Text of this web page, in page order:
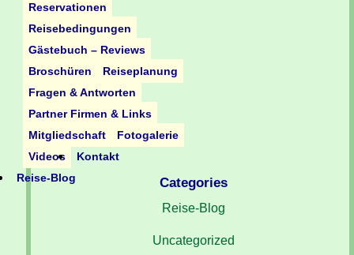
Reservationen
Reisebedingungen
Gästebuch – Reviews
Broschüren
Reiseplanung
Fragen & Antworten
Partner Firmen & Links
Mitgliedschaft
Fotogalerie
Videos
Kontakt
Reise-Blog
Categories
Reise-Blog
Uncategorized